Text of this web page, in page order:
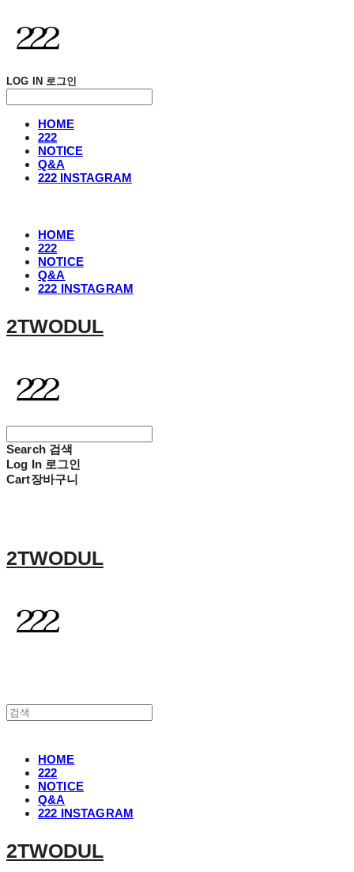
LOG IN 로그인
HOME
222
NOTICE
Q&A
222 INSTAGRAM
HOME
222
NOTICE
Q&A
222 INSTAGRAM
2TWODUL
Search 검색
Log In 로그인
Cart장바구니
2TWODUL
HOME
222
NOTICE
Q&A
222 INSTAGRAM
2TWODUL